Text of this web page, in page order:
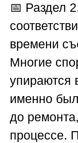
📅 Раздел
времени
Многие
упираются
именно
до
процессе.